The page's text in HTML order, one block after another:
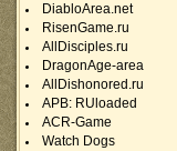
DiabloArea.net
RisenGame.ru
AllDisciples.ru
DragonAge-area
AllDishonored.ru
APB: RUloaded
ACR-Game
Watch Dogs